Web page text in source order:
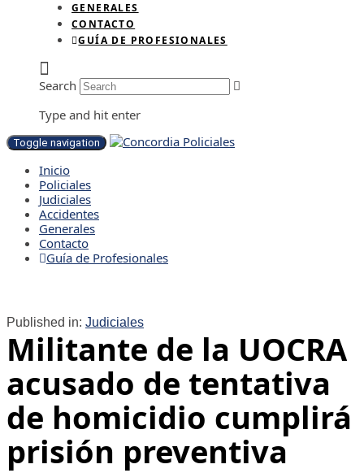
GENERALES
CONTACTO
GUÍA DE PROFESIONALES
Search
Type and hit enter
Toggle navigation
Inicio
Policiales
Judiciales
Accidentes
Generales
Contacto
Guía de Profesionales
Published in: Judiciales
Militante de la UOCRA
acusado de tentativa
de homicidio cumplirá
prisión preventiva